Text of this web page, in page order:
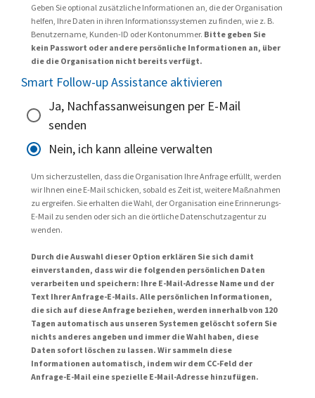
Geben Sie optional zusätzliche Informationen an, die der Organisation
helfen, Ihre Daten in ihren Informationssystemen zu finden, wie z. B.
Benutzername, Kunden-ID oder Kontonummer. Bitte geben Sie
kein Passwort oder andere persönliche Informationen an, über
die die Organisation nicht bereits verfügt.
Smart Follow-up Assistance aktivieren
Ja, Nachfassanweisungen per E-Mail
senden
Nein, ich kann alleine verwalten
Um sicherzustellen, dass die Organisation Ihre Anfrage erfüllt, werden
wir Ihnen eine E-Mail schicken, sobald es Zeit ist, weitere Maßnahmen
zu ergreifen. Sie erhalten die Wahl, der Organisation eine Erinnerungs-
E-Mail zu senden oder sich an die örtliche Datenschutzagentur zu
wenden.
Durch die Auswahl dieser Option erklären Sie sich damit
einverstanden, dass wir die folgenden persönlichen Daten
verarbeiten und speichern: Ihre E-Mail-Adresse Name und der
Text Ihrer Anfrage-E-Mails. Alle persönlichen Informationen,
die sich auf diese Anfrage beziehen, werden innerhalb von 120
Tagen automatisch aus unseren Systemen gelöscht sofern Sie
nichts anderes angeben und immer die Wahl haben, diese
Daten sofort löschen zu lassen. Wir sammeln diese
Informationen automatisch, indem wir dem CC-Feld der
Anfrage-E-Mail eine spezielle E-Mail-Adresse hinzufügen.